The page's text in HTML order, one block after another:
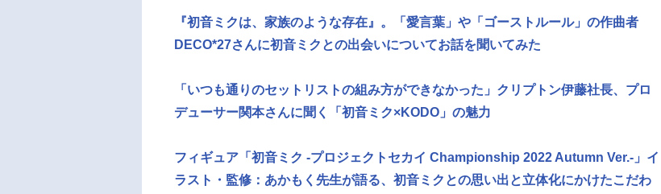
『初音ミクは、家族のような存在』。「愛言葉」や「ゴーストルール」の作曲者
DECO*27さんに初音ミクとの出会いについてお話を聞いてみた
「いつも通りのセットリストの組み方ができなかった」クリプトン伊藤社長、プロ
デューサー関本さんに聞く「初音ミク×KODO」の魅力
フィギュア「初音ミク -プロジェクトセカイ Championship 2022 Autumn Ver.-」イ
ラスト・監修：あかもく先生が語る、初音ミクとの思い出と立体化にかけたこだわ